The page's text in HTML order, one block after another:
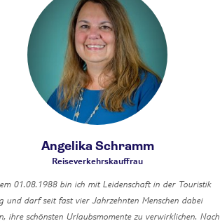
Angelika Schramm
Reiseverkehrskauffrau
01.08.1988 bin ich mit Leidenschaft in der Touristik
und darf seit fast vier Jahrzehnten Menschen dabei
ihre schönsten Urlaubsmomente zu verwirklichen. Nach